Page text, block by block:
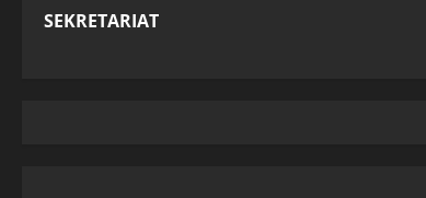
SEKRETARIAT